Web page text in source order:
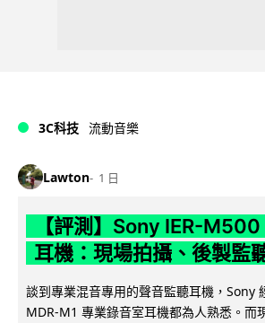
3C科技 流動音樂
Lawton 1 日
【評測】Sony IER-
耳機：現場拍攝、後製監
談到專業混音專用的聲音監聽耳機，Sony
MDR-M1 專業錄音室耳機都為人熟悉。而